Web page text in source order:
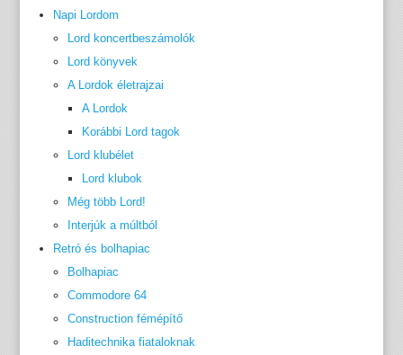
Napi Lordom
Lord koncertbeszámolók
Lord könyvek
A Lordok életrajzai
A Lordok
Korábbi Lord tagok
Lord klubélet
Lord klubok
Még több Lord!
Interjúk a múltból
Retró és bolhapiac
Bolhapiac
Commodore 64
Construction fémépítő
Haditechnika fiataloknak